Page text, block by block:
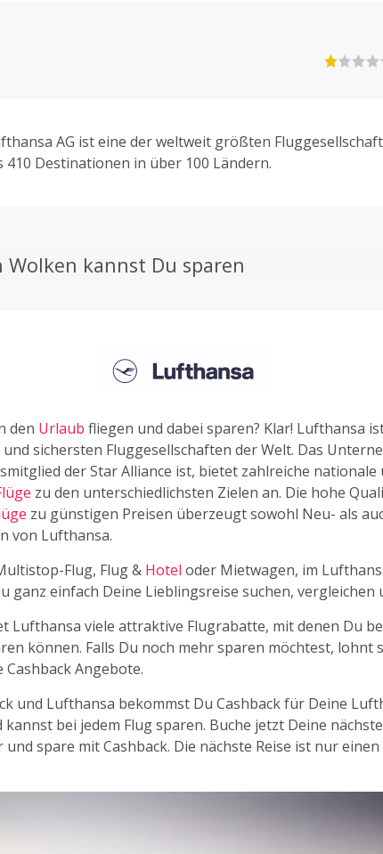
AG ist eine der weltweit größten
410 Destinationen in über 100 Ländern.
Wolken kannst Du sparen
den Urlaub fliegen und dabei sparen? Klar! Lufthansa
sichersten Fluggesellschaften der Welt. Das
der Star Alliance ist, bietet zahlreiche nationale
zu den unterschiedlichsten Zielen an. Die hohe
zu günstigen Preisen überzeugt sowohl Neu- als
von Lufthansa.
Flug, Flug & Hotel oder Mietwagen, im
ganz einfach Deine Lieblingsreise suchen, vergleichen
Lufthansa viele attraktive Flugrabatte, mit denen Du
können. Falls Du noch mehr sparen möchtest, lohnt
Angebote.
und Lufthansa bekommst Du Cashback für Deine
bei jedem Flug sparen. Buche jetzt Deine
spare mit Cashback. Die nächste Reise ist nur einen